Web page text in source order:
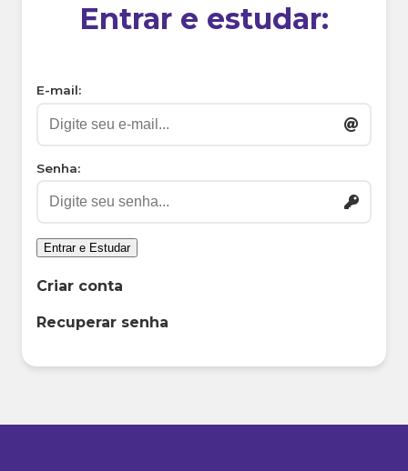
Entrar e estudar:
E-mail:
Senha:
Entrar e Estudar
Criar conta
Recuperar senha